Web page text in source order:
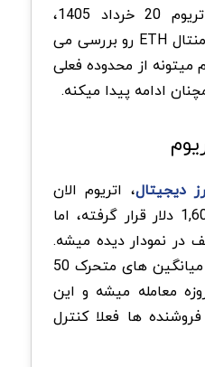
در ادامه این تحلیل اتریوم 20 خرداد 1405،
ETH رو بررسی می
میتونه از محدوده فعلی
ادامه پیدا میکنه.
دیجیتال، اتریوم الان
کمی بالاتر از حمایت 1,600 دلار قرار گرفته، اما
نمودار دیده میشه.
قیمت هنوز پایین تر از میانگین های متحرک 50
100 روزه و 200 روزه معامله میشه و این
ها فعلا کنترل